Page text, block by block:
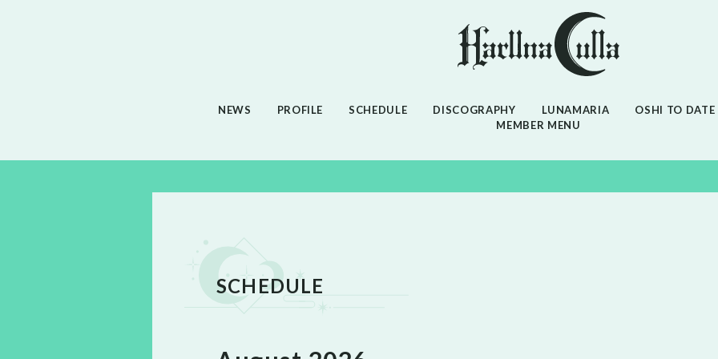
NEWS PROFILE SCHEDULE DISCOGRAPHY LUNAMARIA OSHI TO DATE
MEMBER MENU
SCHEDULE